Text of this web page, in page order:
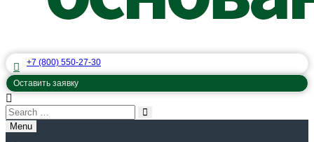
+7 (800) 550-27-30
Оставить заявку
Menu